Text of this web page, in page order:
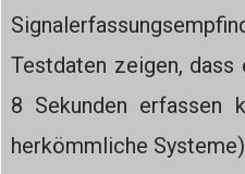
Testdaten zeigen, dass
8 Sekunden erfassen
herkömmliche